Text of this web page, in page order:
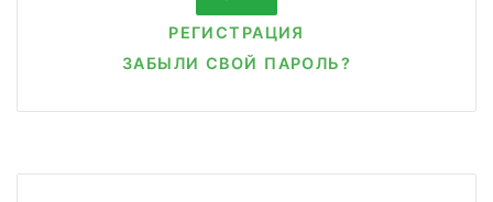
РЕГИСТРАЦИЯ
ЗАБЫЛИ СВОЙ ПАРОЛЬ?